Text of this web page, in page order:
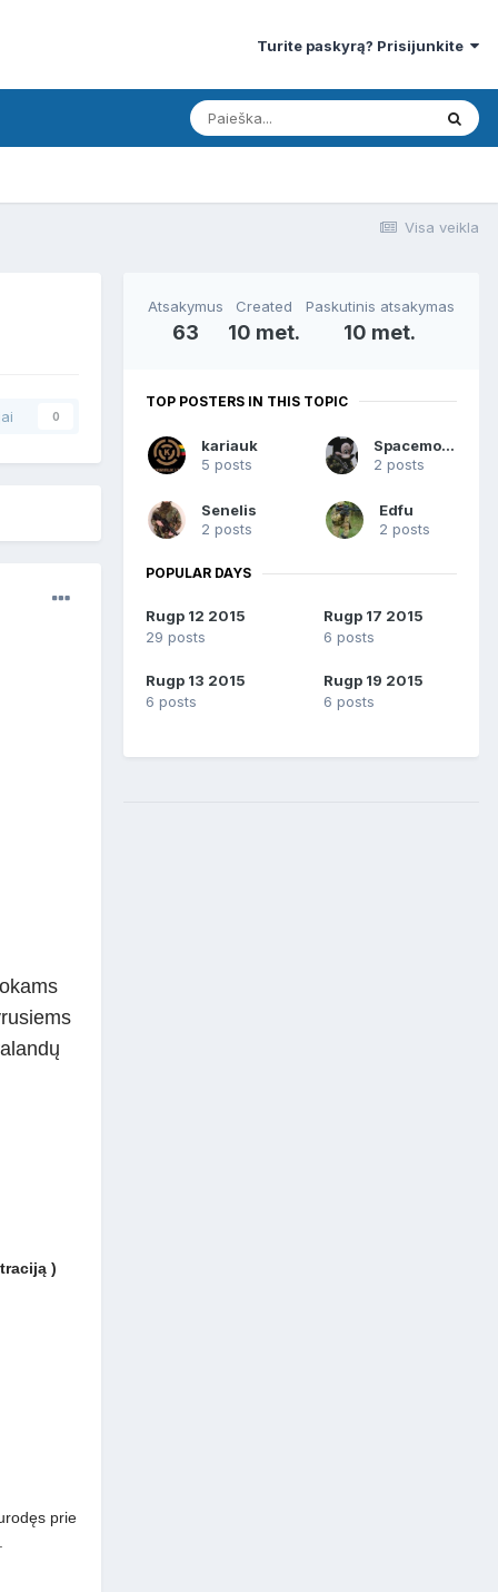
Turite paskyrą? Prisijunkite
Visa veikla
0
)
prie
Atsakymus
63
Created
10 met.
Paskutinis atsakymas
10 met.
TOP POSTERS IN THIS TOPIC
kariauk
5 posts
Spacemouse
2 posts
Senelis
2 posts
Edfu
2 posts
POPULAR DAYS
Rugp 12 2015
29 posts
Rugp 17 2015
6 posts
Rugp 13 2015
6 posts
Rugp 19 2015
6 posts